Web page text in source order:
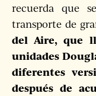
recuerda que
transporte de
del Aire, que
unidades
diferentes
después de